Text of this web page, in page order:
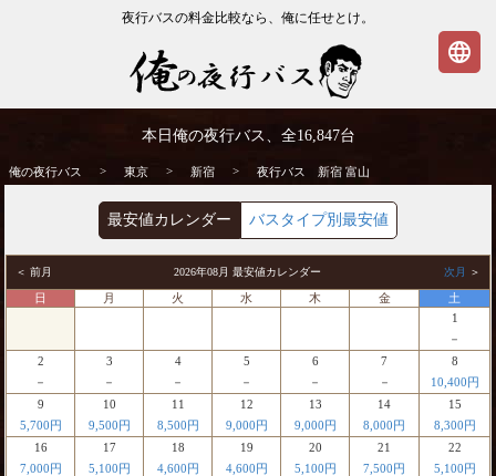
夜行バスの料金比較なら、俺に任せとけ。
夜行バス
本日俺の夜行バス、全16,847台
俺の夜行バス > 東京 > 新宿 > 夜行バス 新宿 富山
最安値カレンダー バスタイプ別最安値
＜ 前月 2026年08月 最安値カレンダー 次月 ＞
日 月 火 水 木 金
土
1
－
2
－
3
－
4
－
5
－
6
－
7
－
8
10,400円
9
5,700円
10
9,500円
11
8,500円
12
9,000円
13
9,000円
14
8,000円
15
8,300円
16
7,000円
17
5,100円
18
4,600円
19
4,600円
20
5,100円
21
7,500円
22
5,100円
language